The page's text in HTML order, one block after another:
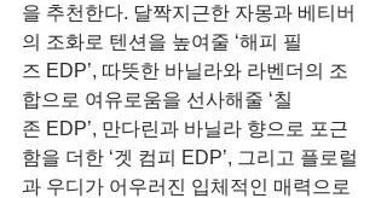
을 추천한다. 달짝지근한 자몽과 베티버
의 조화로 텐션을 높여줄 ‘해피 필
즈 EDP’, 따뜻한 바닐라와 라벤더의 조
합으로 여유로움을 선사해줄 ‘칠
존 EDP’, 만다린과 바닐라 향으로 포근
함을 더한 ‘겟 컴피 EDP’, 그리고 플로럴
과 우디가 어우러진 입체적인 매력으로